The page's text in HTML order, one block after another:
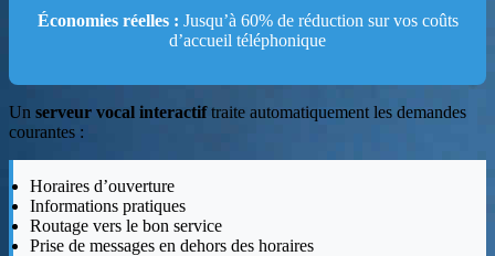
Économies réelles : Jusqu’à 60% de réduction sur vos coûts
d’accueil téléphonique
Un serveur vocal interactiftraite automatiquement les demandes
courantes :
Horaires d’ouverture
Informations pratiques
Routage vers le bon service
Prise de messages en dehors des horaires